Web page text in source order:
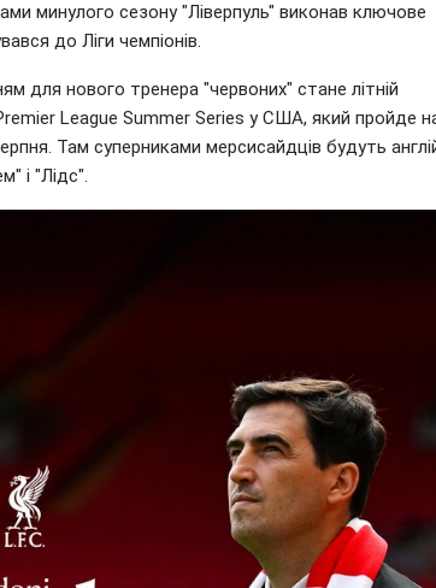
минулого сезону "Ліверпуль" виконав ключове
до Ліги чемпіонів.
для нового тренера "червоних" стане літній
League Summer Series у США, який пройде
Там суперниками мерсисайдців будуть
і "Лідс".